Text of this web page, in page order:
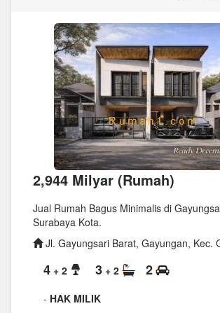
2,944 Milyar (Rumah)
Jual Rumah Bagus Minimalis di
Surabaya Kota.
Jl. Gayungsari Barat, Gayungan, Kec.
4 + 2 3 + 2 2
- HAK MILIK